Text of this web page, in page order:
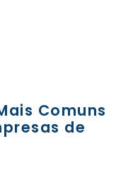
Comuns
de